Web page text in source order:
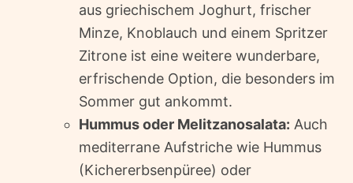
aus griechischem Joghurt, frischer
Minze, Knoblauch und einem Spritzer
Zitrone ist eine weitere wunderbare,
erfrischende Option, die besonders im
Sommer gut ankommt.
Hummus oder Melitzanosalata: Auch
mediterrane Aufstriche wie Hummus
(Kichererbsenpüree) oder